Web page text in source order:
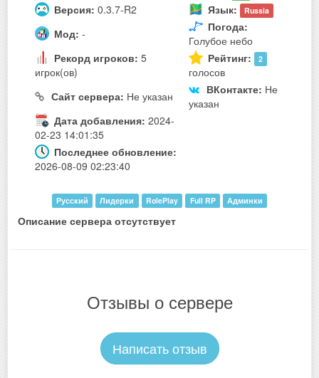
Версия: 0.3.7-R2 Язык: Russia
Мод: -
Погода:
Голубое небо
Рекорд игроков: 5
игрок(ов)
Рейтинг: 2
голосов
Сайт сервера: Не указан ВКонтакте: Не
указан
Дата добавления: 2024-
02-23 14:01:35
Последнее обновление:
2026-08-09 02:23:40
Русский Лидерки RolePlay Full RP Админки
Описание сервера отсутствует
Отзывы о сервере
Написать отзыв